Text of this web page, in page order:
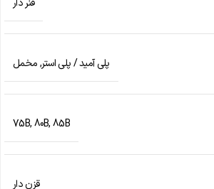
فنر دار
پلی آمید / پلی استر,مخمل
75B,80B,85B
قزن دار